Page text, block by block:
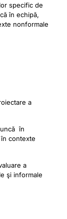
specific de
în echipă,
nonformale
a
în
contexte
a
şi informale